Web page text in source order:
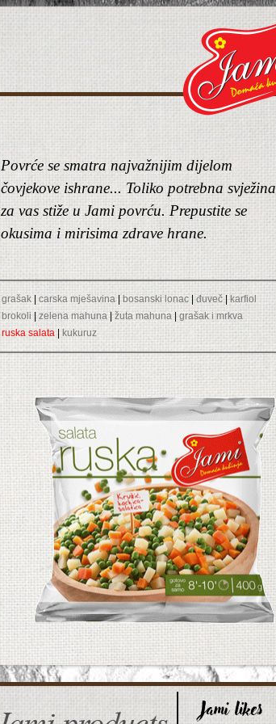
Povrće se smatra najvažnijim dijelom
čovjekove ishrane... Toliko potrebna svježina
za vas stiže u Jami povrću. Prepustite se
okusima i mirisima zdrave hrane.
grašak carska mješavina bosanski lonac | đuveč|
karfiol
brokoli
zelena mahuna|žuta mahuna
grašak i mrkva
ruska salata
kukuruz